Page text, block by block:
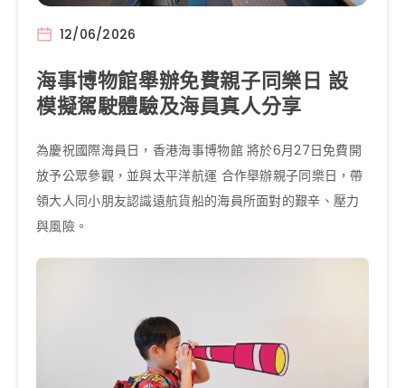
12/06/2026
海事博物館舉辦免費親子同樂日 設
模擬駕駛體驗及海員真人分享
為慶祝國際海員日，香港海事博物館 將於6月27日免費開
放予公眾參觀，並與太平洋航運 合作舉辦親子同樂日，帶
領大人同小朋友認識遠航貨船的海員所面對的艱辛、壓力
與風險。